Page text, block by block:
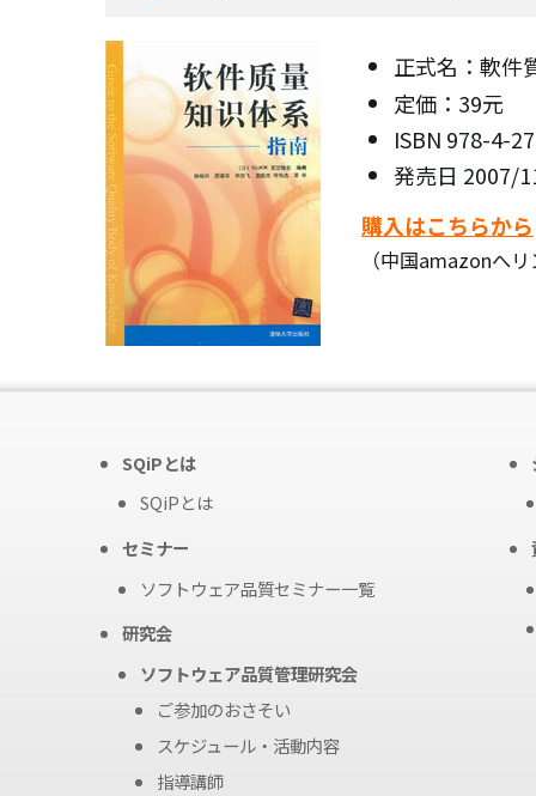
正式名：軟件
定価：39元
ISBN 978-4-
発売日 2007/
購入はこちらから
（中国amazonへ
SQiPとは
SQiPとは
セミナー
ソフトウェア品質セミナー一覧
研究会
ソフトウェア品質管理研究会
ご参加のおさそい
スケジュール・活動内容
指導講師